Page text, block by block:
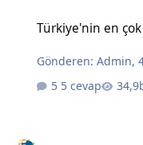
Türkiye'nin en
Gönderen:Admin,
5 cevap